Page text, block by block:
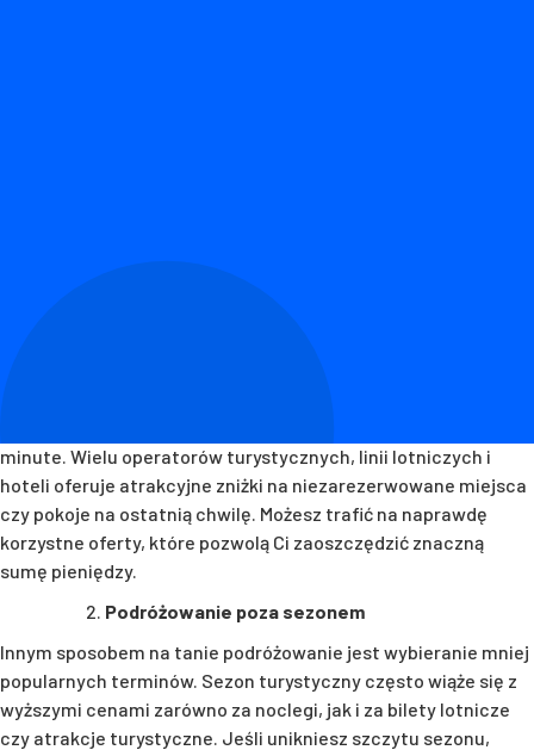
dziewięć zasad, które warto wziąć pod uwagę podczas
organizowania podróży.
Polowanie na oferty last minute
minute. Wielu operatorów turystycznych, linii lotniczych i
hoteli oferuje atrakcyjne zniżki na niezarezerwowane miejsca
czy pokoje na ostatnią chwilę. Możesz trafić na naprawdę
korzystne oferty, które pozwolą Ci zaoszczędzić znaczną
sumę pieniędzy.
Podróżowanie poza sezonem
Innym sposobem na tanie podróżowanie jest wybieranie mniej
popularnych terminów. Sezon turystyczny często wiąże się z
wyższymi cenami zarówno za noclegi, jak i za bilety lotnicze
czy atrakcje turystyczne. Jeśli unikniesz szczytu sezonu,